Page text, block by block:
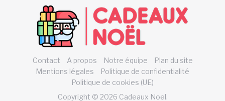
Contact A propos Notre équipe
Plan du site
Mentions légales
Politique de confidentialité
Politique de cookies (UE)
Copyright © 2026 Cadeaux Noel.